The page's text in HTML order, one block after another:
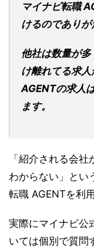
マイナビ転職
けるのでありが
他社は数量が
け離れてる求
AGENTの求人
ます。
「紹介される会
わからない」とい
転職 AGENTを利
実際にマイナビ公
いては個別で質問